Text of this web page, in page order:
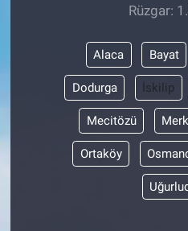
Rüzgar:
Alaca Bayat
Dodurga İskilip
Mecitözü
Ortaköy